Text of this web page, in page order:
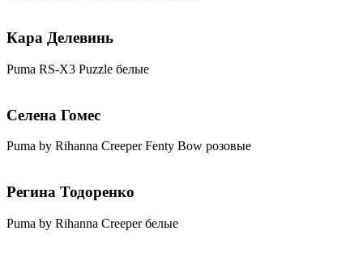
Кара Делевинь
Puma RS-X3 Puzzle белые
Селена Гомес
Puma by Rihanna Creeper Fenty Bow розовые
Регина Тодоренко
Puma by Rihanna Creeper белые